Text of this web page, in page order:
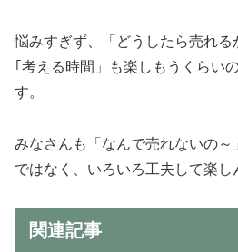
悩みすぎず、「どうしたら売れ
｢考える時間」も楽しもうくらい
す。
みなさんも「なんで売れないの
ではなく、いろいろ工夫して楽し
関連記事